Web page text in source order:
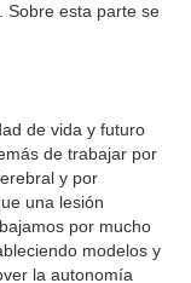
Sobre esta parte se
de vida y futuro
de trabajar por
y por
una lesión
por mucho
modelos y
la autonomía